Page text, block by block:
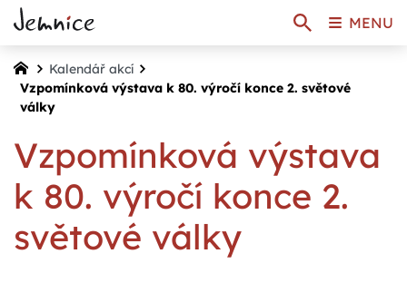
Kalendář akcí
Vzpomínková výstava k 80. výročí konce 2. světové
války
Vzpomínková výstava
k 80. výročí konce 2.
světové války
MENU